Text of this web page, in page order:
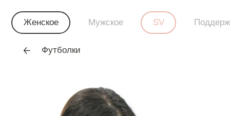
Женское Мужское SV
Футболки